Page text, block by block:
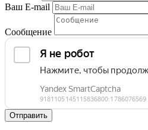
Ваш E-mail
Сообщение